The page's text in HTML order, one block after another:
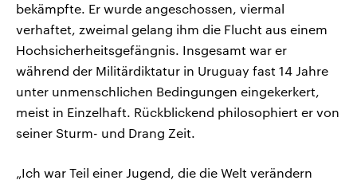
bekämpfte. Er wurde angeschossen, viermal
verhaftet, zweimal gelang ihm die Flucht aus einem
Hochsicherheitsgefängnis. Insgesamt war er
während der Militärdiktatur in Uruguay fast 14 Jahre
unter unmenschlichen Bedingungen eingekerkert,
meist in Einzelhaft. Rückblickend philosophiert er von
seiner Sturm- und Drang Zeit.
„Ich war Teil einer Jugend, die die Welt verändern